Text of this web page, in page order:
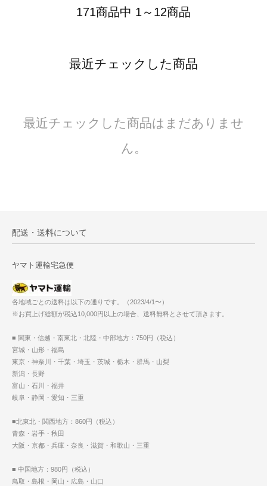
171商品中 1～12商品
最近チェックした商品
最近チェックした商品はまだありませ
ん。
配送・送料について
ヤマト運輸宅急便
各地域ごとの送料は以下の通りです。（2023/4/1〜）
※お買上げ総額が税込10,000円以上の場合、送料無料とさせて頂きます。
■ 関東・信越・南東北・北陸・中部地方：750円（税込）
宮城・山形・福島
東京・神奈川・千葉・埼玉・茨城・栃木・群馬・山梨
新潟・長野
富山・石川・福井
岐阜・静岡・愛知・三重
■北東北・関西地方：860円（税込）
青森・岩手・秋田
大阪・京都・兵庫・奈良・滋賀・和歌山・三重
■ 中国地方：980円（税込）
鳥取・島根・岡山・広島・山口